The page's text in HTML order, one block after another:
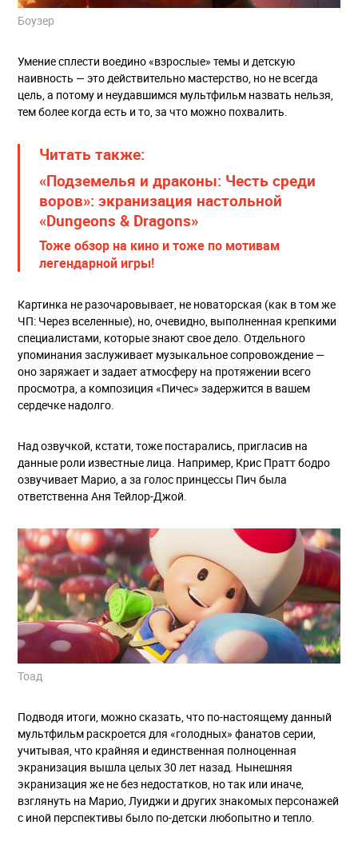
Боузер
Умение сплести воедино «взрослые» темы и детскую
наивность — это действительно мастерство, но не всегда
цель, а потому и неудавшимся мультфильм назвать нельзя,
тем более когда есть и то, за что можно похвалить.
Читать также:
«Подземелья и драконы: Честь среди
воров»: экранизация настольной
«Dungeons & Dragons»
Тоже обзор на кино и тоже по мотивам
легендарной игры!
Картинка не разочаровывает, не новаторская (как в том же
ЧП: Через вселенные), но, очевидно, выполненная крепкими
специалистами, которые знают свое дело. Отдельного
упоминания заслуживает музыкальное сопровождение —
оно заряжает и задает атмосферу на протяжении всего
просмотра, а композиция «Пичес» задержится в вашем
сердечке надолго.
Над озвучкой, кстати, тоже постарались, пригласив на
данные роли известные лица. Например, Крис Пратт бодро
озвучивает Марио, а за голос принцессы Пич была
ответственна Аня Тейлор-Джой.
Тоад
Подводя итоги, можно сказать, что по-настоящему данный
мультфильм раскроется для «голодных» фанатов серии,
учитывая, что крайняя и единственная полноценная
экранизация вышла целых 30 лет назад. Нынешняя
экранизация же не без недостатков, но так или иначе,
взглянуть на Марио, Луиджи и других знакомых персонажей
с иной перспективы было по-детски любопытно и тепло.